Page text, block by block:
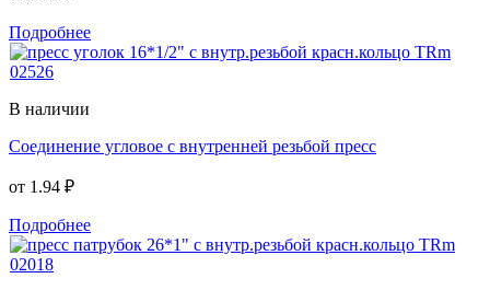
Подробнее
В наличии
Соединение угловое с внутренней резьбой пресс
от 1.94 ₽
Подробнее